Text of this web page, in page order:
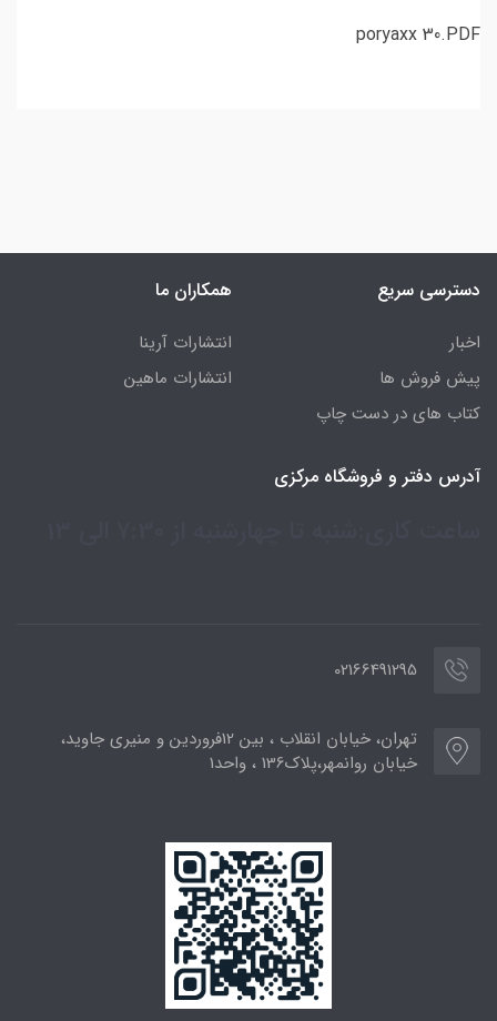
poryaxx 30.PDF
دسترسی سریع
اخبار
پیش فروش ها
کتاب های در دست چاپ
همکاران ما
انتشارات آرینا
انتشارات ماهین
آدرس دفتر و فروشگاه مرکزی
02166491295
تهران، خیابان انقلاب ، بین 12فروردین و منیری جاوید،
خیابان روانمهر،پلاک136 ، واحد1